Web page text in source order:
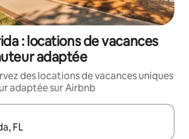
: locations de vacances
adaptée
des locations de vacances uniques
adaptée sur Airbnb
s'affichent, utilisez les flèches vers le